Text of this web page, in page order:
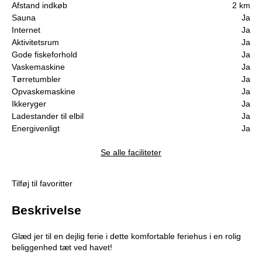
Afstand indkøb
2 km
Sauna
Ja
Internet
Ja
Aktivitetsrum
Ja
Gode fiskeforhold
Ja
Vaskemaskine
Ja
Tørretumbler
Ja
Opvaskemaskine
Ja
Ikkeryger
Ja
Ladestander til elbil
Ja
Energivenligt
Ja
Se alle faciliteter
Tilføj til favoritter
Beskrivelse
Glæd jer til en dejlig ferie i dette komfortable feriehus i en rolig
beliggenhed tæt ved havet!